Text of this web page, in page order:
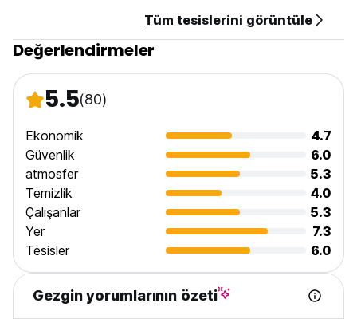
Tüm tesislerini görüntüle
Değerlendirmeler
5.5(80)
Ekonomik
4.7
Güvenlik
6.0
atmosfer
5.3
Temizlik
4.0
Çalışanlar
5.3
Yer
7.3
Tesisler
6.0
Gezgin yorumlarının özeti